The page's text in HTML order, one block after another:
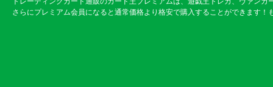
さらにプレミアム会員になると通常価格より格安で購入することができます